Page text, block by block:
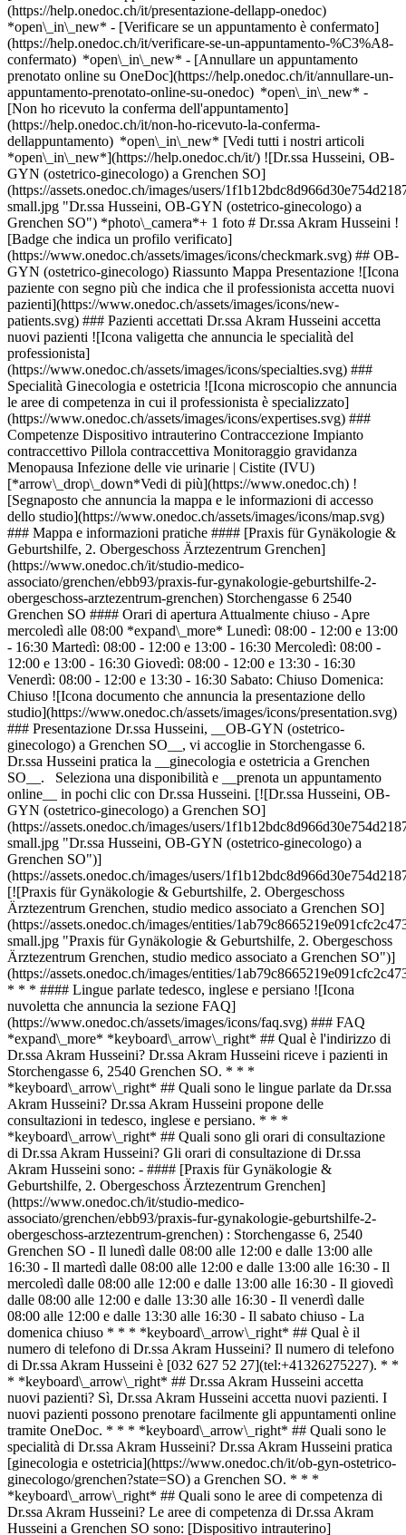
(https://help.onedoc.ch/it/presentazione-dellapp-onedoc)
*open\_in\_new* - [Verificare se un appuntamento è confermato]
(https://help.onedoc.ch/it/verificare-se-un-appuntamento-%C3%A8-
confermato) *open\_in\_new* - [Annullare un appuntamento
prenotato online su OneDoc](https://help.onedoc.ch/it/annullare-un-
appuntamento-prenotato-online-su-onedoc) *open\_in\_new* -
[Non ho ricevuto la conferma dell'appuntamento]
(https://help.onedoc.ch/it/non-ho-ricevuto-la-conferma-
dellappuntamento) *open\_in\_new* [Vedi tutti i nostri articoli
*open\_in\_new*](https://help.onedoc.ch/it/) ![Dr.ssa Husseini, OB-
GYN (ostetrico-ginecologo) a Grenchen SO]
(https://assets.onedoc.ch/images/users/
small.jpg "Dr.ssa Husseini, OB-GYN (ostetrico-ginecologo) a
Grenchen SO") *photo\_camera*+ 1 foto # Dr.ssa Akram Husseini !
[Badge che indica un profilo verificato]
(https://www.onedoc.ch/assets/images/icons/checkmark.svg) ## OB-
GYN (ostetrico-ginecologo) Riassunto Mappa Presentazione ![Icona
paziente con segno più che indica che il professionista accetta nuovi
pazienti](https://www.onedoc.ch/assets/images/icons/new-
patients.svg) ### Pazienti accettati Dr.ssa Akram Husseini accetta
nuovi pazienti ![Icona valigetta che annuncia le specialità del
professionista]
(https://www.onedoc.ch/assets/images/icons/specialties.svg) ###
Specialità Ginecologia e ostetricia ![Icona microscopio che annuncia
le aree di competenza in cui il professionista è specializzato]
(https://www.onedoc.ch/assets/images/icons/expertises.svg) ###
Competenze Dispositivo intrauterino Contraccezione Impianto
contraccettivo Pillola contraccettiva Monitoraggio gravidanza
Menopausa Infezione delle vie urinarie | Cistite (IVU)
[*arrow\_drop\_down*Vedi di più](https://www.onedoc.ch) !
[Segnaposto che annuncia la mappa e le informazioni di accesso
dello studio](https://www.onedoc.ch/assets/images/icons/map.svg)
### Mappa e informazioni pratiche #### [Praxis für Gynäkologie &
Geburtshilfe, 2. Obergeschoss Ärztezentrum Grenchen]
(https://www.onedoc.ch/it/studio-medico-
associato/grenchen/ebb93/praxis-fur-gynakologie-geburtshilfe-2-
obergeschoss-arztezentrum-grenchen) Storchengasse 6 2540
Grenchen SO #### Orari di apertura Attualmente chiuso - Apre
mercoledì alle 08:00 *expand\_more* Lunedì: 08:00 - 12:00 e 13:00
- 16:30 Martedì: 08:00 - 12:00 e 13:00 - 16:30 Mercoledì: 08:00 -
12:00 e 13:00 - 16:30 Giovedì: 08:00 - 12:00 e 13:30 - 16:30
Venerdì: 08:00 - 12:00 e 13:30 - 16:30 Sabato: Chiuso Domenica:
Chiuso ![Icona documento che annuncia la presentazione dello
studio](https://www.onedoc.ch/assets/images/icons/presentation.svg)
### Presentazione Dr.ssa Husseini, __OB-GYN (ostetrico-
ginecologo) a Grenchen SO__, vi accoglie in Storchengasse 6.
Dr.ssa Husseini pratica la __ginecologia e ostetricia a Grenchen
SO__. Seleziona una disponibilità e __prenota un appuntamento
online__ in pochi clic con Dr.ssa Husseini. [![Dr.ssa Husseini, OB-
GYN (ostetrico-ginecologo) a Grenchen SO]
(https://assets.onedoc.ch/images/users/
small.jpg "Dr.ssa Husseini, OB-GYN (ostetrico-ginecologo) a
Grenchen SO")]
(https://assets.onedoc.ch/images/users/
[![Praxis für Gynäkologie & Geburtshilfe, 2. Obergeschoss
Ärztezentrum Grenchen, studio medico associato a Grenchen SO]
(https://assets.onedoc.ch/images/entities/
small.jpg "Praxis für Gynäkologie & Geburtshilfe, 2. Obergeschoss
Ärztezentrum Grenchen, studio medico associato a Grenchen SO")]
(https://assets.onedoc.ch/images/entities/
* * * #### Lingue parlate tedesco, inglese e persiano ![Icona
nuvoletta che annuncia la sezione FAQ]
(https://www.onedoc.ch/assets/images/icons/faq.svg) ### FAQ
*expand\_more* *keyboard\_arrow\_right* ## Qual è l'indirizzo di
Dr.ssa Akram Husseini? Dr.ssa Akram Husseini riceve i pazienti in
Storchengasse 6, 2540 Grenchen SO. * * *
*keyboard\_arrow\_right* ## Quali sono le lingue parlate da Dr.ssa
Akram Husseini? Dr.ssa Akram Husseini propone delle
consultazioni in tedesco, inglese e persiano. * * *
*keyboard\_arrow\_right* ## Quali sono gli orari di consultazione
di Dr.ssa Akram Husseini? Gli orari di consultazione di Dr.ssa
Akram Husseini sono: - #### [Praxis für Gynäkologie &
Geburtshilfe, 2. Obergeschoss Ärztezentrum Grenchen]
(https://www.onedoc.ch/it/studio-medico-
associato/grenchen/ebb93/praxis-fur-gynakologie-geburtshilfe-2-
obergeschoss-arztezentrum-grenchen) : Storchengasse 6, 2540
Grenchen SO - Il lunedì dalle 08:00 alle 12:00 e dalle 13:00 alle
16:30 - Il martedì dalle 08:00 alle 12:00 e dalle 13:00 alle 16:30 - Il
mercoledì dalle 08:00 alle 12:00 e dalle 13:00 alle 16:30 - Il giovedì
dalle 08:00 alle 12:00 e dalle 13:30 alle 16:30 - Il venerdì dalle
08:00 alle 12:00 e dalle 13:30 alle 16:30 - Il sabato chiuso - La
domenica chiuso * * * *keyboard\_arrow\_right* ## Qual è il
numero di telefono di Dr.ssa Akram Husseini? Il numero di telefono
di Dr.ssa Akram Husseini è [032 627 52 27](tel:+41326275227). * *
* *keyboard\_arrow\_right* ## Dr.ssa Akram Husseini accetta
nuovi pazienti? Sì, Dr.ssa Akram Husseini accetta nuovi pazienti. I
nuovi pazienti possono prenotare facilmente gli appuntamenti online
tramite OneDoc. * * * *keyboard\_arrow\_right* ## Quali sono le
specialità di Dr.ssa Akram Husseini? Dr.ssa Akram Husseini pratica
[ginecologia e ostetricia](https://www.onedoc.ch/it/ob-gyn-ostetrico-
ginecologo/grenchen?state=SO) a Grenchen SO. * * *
*keyboard\_arrow\_right* ## Quali sono le aree di competenza di
Dr.ssa Akram Husseini? Le aree di competenza di Dr.ssa Akram
Husseini a Grenchen SO sono: [Dispositivo intrauterino]